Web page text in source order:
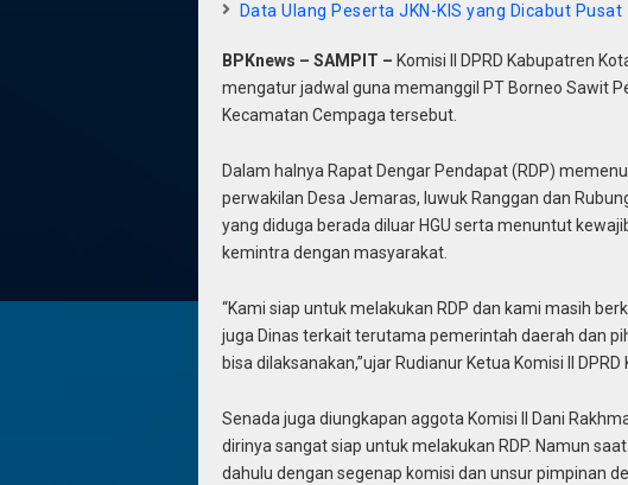
Data Ulang Peserta JKN-KIS yang Dicabut Pusat
BPKnews – SAMPIT – Komisi II DPRD Kabupatren
mengatur jadwal guna memanggil PT Borneo Sawit
Kecamatan Cempaga tersebut.
Dalam halnya Rapat Dengar Pendapat (RDP)
perwakilan Desa Jemaras, luwuk Ranggan dan
yang diduga berada diluar HGU serta menuntut
kemintra dengan masyarakat.
“Kami siap untuk melakukan RDP dan kami masih
juga Dinas terkait terutama pemerintah daerah dan
bisa dilaksanakan,”ujar Rudianur Ketua Komisi II
Senada juga diungkapan aggota Komisi II Dani
dirinya sangat siap untuk melakukan RDP. Namun
dahulu dengan segenap komisi dan unsur pimpinan